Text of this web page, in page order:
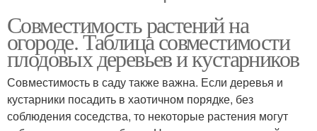
Совместимость растений на
огороде. Таблица совместимости
плодовых деревьев и кустарников
Совместимость в саду также важна. Если деревья и
кустарники посадить в хаотичном порядке, без
соблюдения соседства, то некоторые растения могут